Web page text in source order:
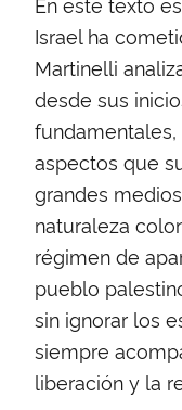
Israel ha
Martinelli
desde sus
aspectos que
grandes
naturaleza
régimen de
pueblo
sin ignorar los
siempre
liberación y la